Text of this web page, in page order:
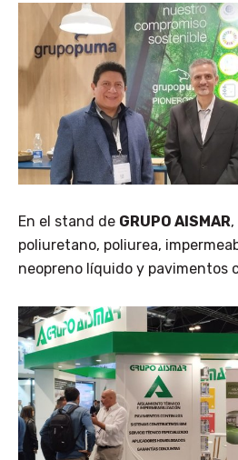
En el stand de GRUPO AISMAR
poliuretano, poliurea,
neopreno líquido y pavimentos